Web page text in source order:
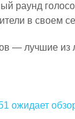
раунд
в своем
— лучшие из
ожидает